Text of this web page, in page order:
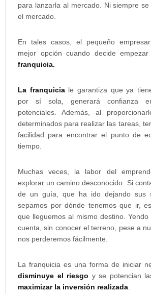
para lanzarla al mercado. Ni siempre
el mercado.
En tales casos, el pequeño
mejor opción cuando decide
franquicia.
La franquiciale garantiza que ya
por sí sola, generará confianza
potenciales. Además, al
determinados para realizar las tareas,
facilidad para encontrar el punto de
tiempo.
Muchas veces, la labor del
explorar un camino desconocido. Si
de un guía, que ha ido dejando sus
sepamos por dónde tenemos que ir,
que lleguemos al mismo destino.
cuenta, sin conocer el terreno, pese a
nos perderemos fácilmente.
La franquicia es una forma de iniciar
disminuye el riesgo y se potencian
maximizar la inversión realizada